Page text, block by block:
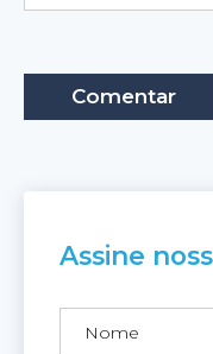
Assine